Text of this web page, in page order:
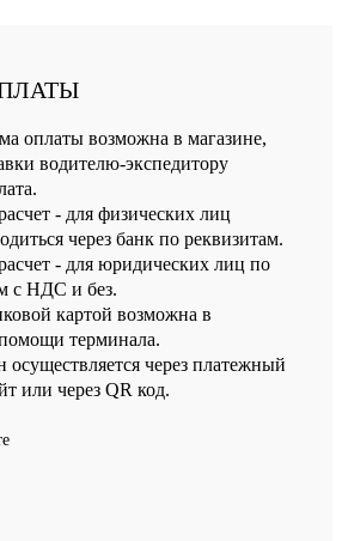
оплаты возможна в магазине,
водителю-экспедитору
- для физических лиц
через банк по реквизитам.
- для юридических лиц по
с НДС и без.
картой возможна в
терминала.
осуществляется через платежный
или через QR код.